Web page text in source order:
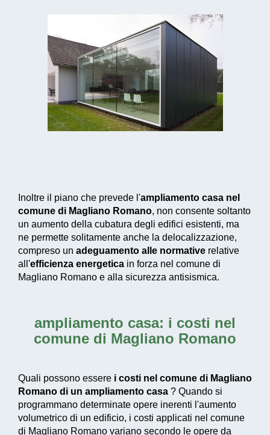
Inoltre il piano che prevede l'ampliamento casa nel
comune di Magliano Romano, non consente soltanto
un aumento della cubatura degli edifici esistenti, ma
ne permette solitamente anche la delocalizzazione,
compreso un adeguamento alle normative relative
all'efficienza energetica in forza nel comune di
Magliano Romano e alla sicurezza antisismica.
ampliamento casa: i costi nel
comune di Magliano Romano
Quali possono essere i costi nel comune di Magliano
Romano di un ampliamento casa ? Quando si
programmano determinate opere inerenti l'aumento
volumetrico di un edificio, i costi applicati nel comune
di Magliano Romano variano secondo le opere da